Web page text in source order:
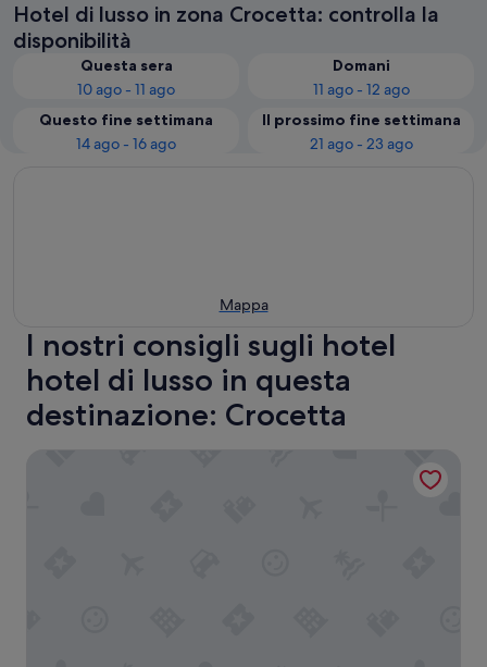
Hotel di lusso in zona Crocetta: controlla la
disponibilità
Questa sera
10 ago - 11 ago
Domani
11 ago - 12 ago
Questo fine settimana
14 ago - 16 ago
Il prossimo fine settimana
21 ago - 23 ago
Mappa
I nostri consigli sugli hotel
hotel di lusso in questa
destinazione: Crocetta